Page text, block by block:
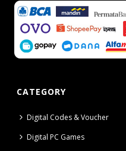
CATEGORY
Digital Codes & Voucher
Digital PC Games